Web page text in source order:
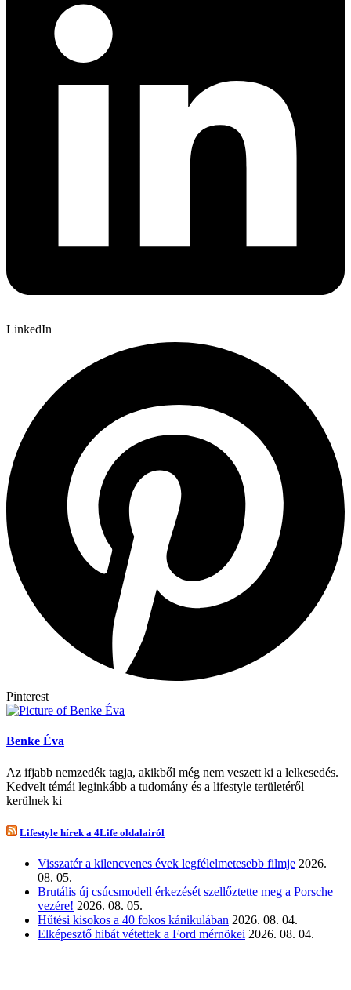
LinkedIn
Pinterest
Benke Éva
Az ifjabb nemzedék tagja, akikből még nem veszett ki a lelkesedés.
Kedvelt témái leginkább a tudomány és a lifestyle területéről
kerülnek ki
Lifestyle hírek a 4Life oldalairól
Visszatér a kilencvenes évek legfélelmetesebb filmje 2026.
08. 05.
Brutális új csúcsmodell érkezését szellőztette meg a Porsche
vezére! 2026. 08. 05.
Hűtési kisokos a 40 fokos kánikulában 2026. 08. 04.
Elképesztő hibát vétettek a Ford mérnökei 2026. 08. 04.